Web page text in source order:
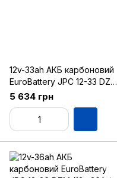
12v-33ah АКБ карбоновий
EuroBattery JPC 12-33 DZM
(12в 33Аг)
5 634 грн